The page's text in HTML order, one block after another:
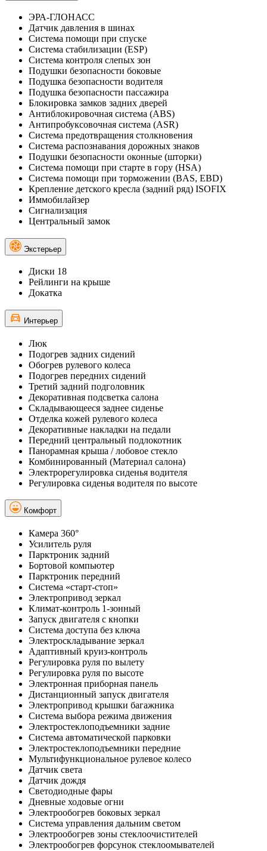
ЭРА-ГЛОНАСС
Датчик давления в шинах
Система помощи при спуске
Система стабилизации (ESP)
Система контроля слепых зон
Подушки безопасности боковые
Подушка безопасности водителя
Подушка безопасности пассажира
Блокировка замков задних дверей
Антиблокировочная система (ABS)
Антипробуксовочная система (ASR)
Система предотвращения столкновения
Система распознавания дорожных знаков
Подушки безопасности оконные (шторки)
Система помощи при старте в гору (HSA)
Система помощи при торможении (BAS, EBD)
Крепление детского кресла (задний ряд) ISOFIX
Иммобилайзер
Сигнализация
Центральный замок
Экстерьер
Диски 18
Рейлинги на крыше
Докатка
Интерьер
Люк
Подогрев задних сидений
Обогрев рулевого колеса
Подогрев передних сидений
Третий задний подголовник
Декоративная подсветка салона
Складывающееся заднее сиденье
Отделка кожей рулевого колеса
Декоративные накладки на педали
Передний центральный подлокотник
Панорамная крыша / лобовое стекло
Комбинированный (Материал салона)
Электрорегулировка сиденья водителя
Регулировка сиденья водителя по высоте
Комфорт
Камера 360°
Усилитель руля
Парктроник задний
Бортовой компьютер
Парктроник передний
Система «старт-стоп»
Электропривод зеркал
Климат-контроль 1-зонный
Запуск двигателя с кнопки
Система доступа без ключа
Электроскладывание зеркал
Адаптивный круиз-контроль
Регулировка руля по вылету
Регулировка руля по высоте
Электронная приборная панель
Дистанционный запуск двигателя
Электропривод крышки багажника
Система выбора режима движения
Электростеклоподъемники задние
Система автоматической парковки
Электростеклоподъемники передние
Мультифункциональное рулевое колесо
Датчик света
Датчик дождя
Светодиодные фары
Дневные ходовые огни
Электрообогрев боковых зеркал
Система управления дальним светом
Электрообогрев зоны стеклоочистителей
Электрообогрев форсунок стеклоомывателей